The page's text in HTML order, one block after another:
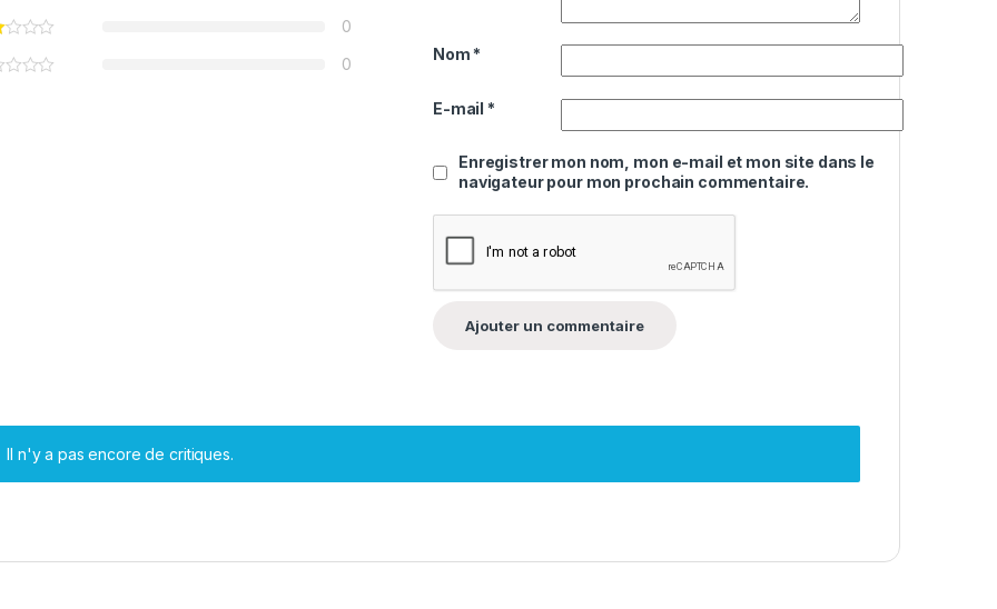
0
0
Nom *
E-mail *
Enregistrer mon nom, mon e-mail et mon site dans le
navigateur pour mon prochain commentaire.
Il n'y a pas encore de critiques.